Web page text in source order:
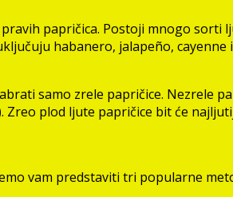
papričica. Postoji mnogo
habanero, jalapeño,
samo zrele papričice. Nezrele
plod ljute papričice bit će
vam predstaviti tri popularne